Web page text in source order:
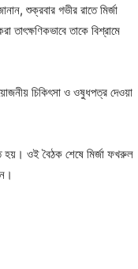
শুক্রবার গভীর রাতে মির্জা
তাকে বিশ্রামে
চিকিৎসা ও ওষুধপত্র দেওয়া
হয়। ওই বৈঠক শেষে মির্জা ফখরুল